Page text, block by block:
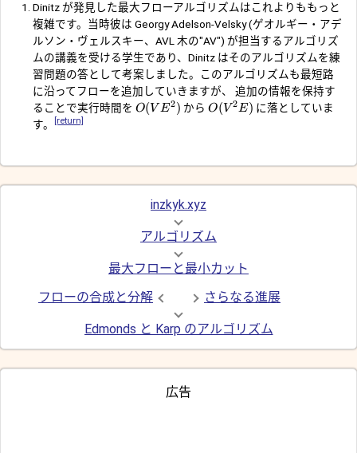
Dinitz が発見した最大フローアルゴリズムはこれよりももっと
複雑です。当時彼は Georgy Adelson-Velsky (ゲオルギー・アデ
ルソン・ヴェルスキー、AVL 木の"AV") が担当するアルゴリズ
ムの講義を受ける学生であり、Dinitz はそのアルゴリズムを練
習問題の答として考案しました。このアルゴリズムも最短路
に沿ってフローを追加していきますが、 追加の情報を保持す
ることで実行時間を O(V E2) からO(V 2E) に落としていま
す。
[return]
inzkyk.xyz
アルゴリズム
最大フローと最小カット
フローの合成と分解
さらなる進展
Edmonds と Karp のアルゴリズム
広告